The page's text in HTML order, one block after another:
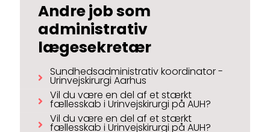
Andre job som
administrativ
lægesekretær
Sundhedsadministrativ koordinator -
Urinvejskirurgi Aarhus
Vil du være en del af et stærkt
fællesskab i Urinvejskirurgi på AUH?
Vil du være en del af et stærkt
fællesskab i Urinvejskirurgi på AUH?